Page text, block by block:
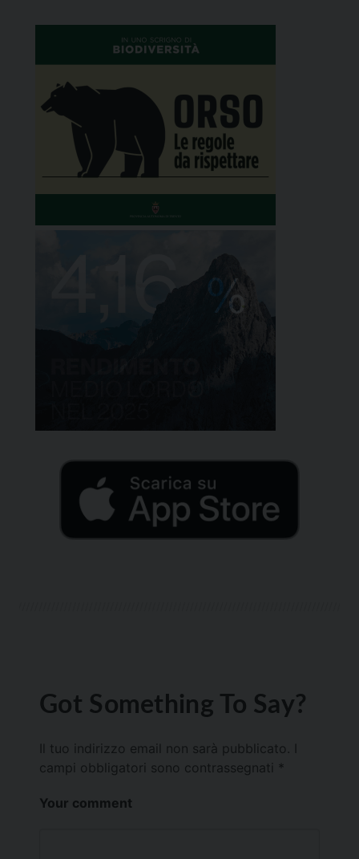
Got Something To Say?
Il tuo indirizzo email non sarà pubblicato.
campi obbligatori sono contrassegnati *
Your comment